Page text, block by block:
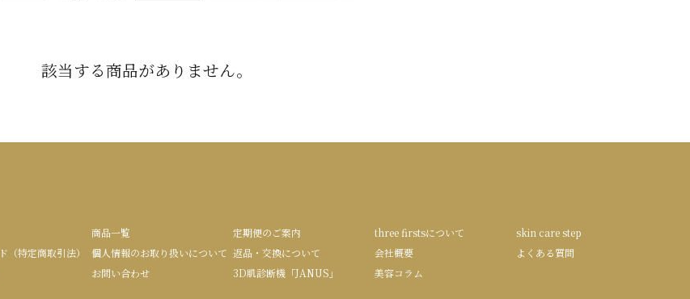
該当する商品がありません。
商品一覧 定期便のご案内 three firstsについて
skin care step
（特定商取引法）
個人情報のお取り扱いについて 返品・交換について 会社概要
よくある質問
お問い合わせ 3D肌診断機「JANUS」 美容コラム